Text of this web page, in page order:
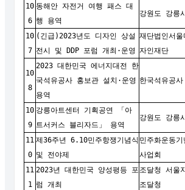
10
6
동해안 자전거 여행 패스 대
행 용역
강원도 강릉시
10
7
(긴급)2023년도 디자인 상설
전시 및 DDP 포럼 개최·운영
재단법인서울
자인재단
10
8
2023 대한민국 에너지대전 한
국석유공사 홍보관 설치·운영
용역
한국석유공사
10
9
강릉아트센터 기획공연 「아
트서커스 블리자드」 용역
강원도 강릉시
11
0
제36주년 6.10민주항쟁기념식
및 전야제
민주화운동기
사업회
11
1
2023년 대한민국 양성평등 포
럼 개최
조달청 서울
조달청